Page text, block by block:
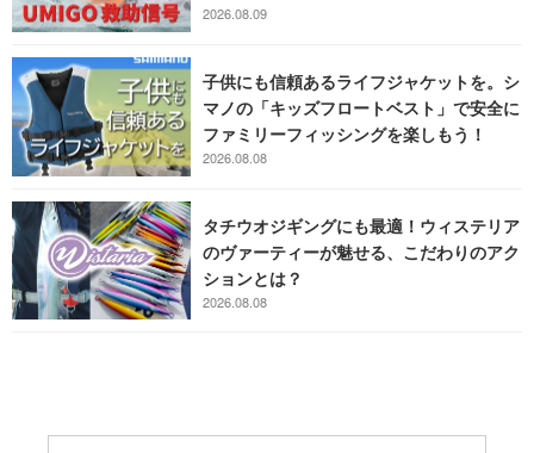
2026.08.09
子供にも信頼あるライフジャケットを。シ
マノの「キッズフロートベスト」で安全に
ファミリーフィッシングを楽しもう！
2026.08.08
タチウオジギングにも最適！ウィステリア
のヴァーティーが魅せる、こだわりのアク
ションとは？
2026.08.08